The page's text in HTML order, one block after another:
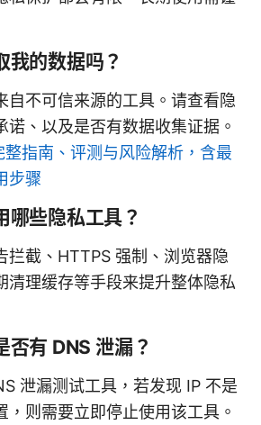
我的数据吗？
自不可信来源的工具。请查看隐
诺、以及是否有数据收集证据。
指南、评测与风险解析，含最
步骤
哪些隐私工具？
拦截、HTTPS 强制、浏览器隐
清理缓存等手段来提升整体隐私
否有 DNS 泄漏？
泄漏测试工具，若发现 IP 不是
，则需要立即停止使用该工具。